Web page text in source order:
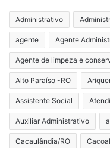
Administrativo
agente Agente
Agente de limpeza e
Alto Paraíso -RO
Assistente Social
Auxiliar Administrativo
Cacaulândia/RO